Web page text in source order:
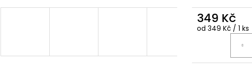
349 Kč
Měrná
od 349 Kč / 1 ks
SPACÍ ČEPICE TUČŇÁK